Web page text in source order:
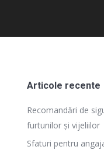
Articole recente
Recomandări de
furtunilor și vijeliilor
Sfaturi pentru